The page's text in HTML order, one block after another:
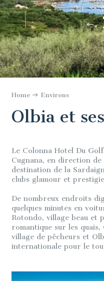
Home Environs
Olbia et
Le Colonna Hotel Du
Cugnana, en direction
destination de la
clubs glamour et
De nombreux endroits
quelques minutes en
Rotondo, village beau et
romantique sur les
village de pêcheurs et
internationale pour le